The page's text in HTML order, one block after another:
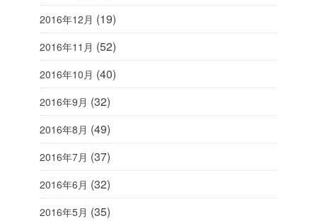
2016年12月 (19)
2016年11月 (52)
2016年10月 (40)
2016年9月 (32)
2016年8月 (49)
2016年7月 (37)
2016年6月 (32)
2016年5月 (35)